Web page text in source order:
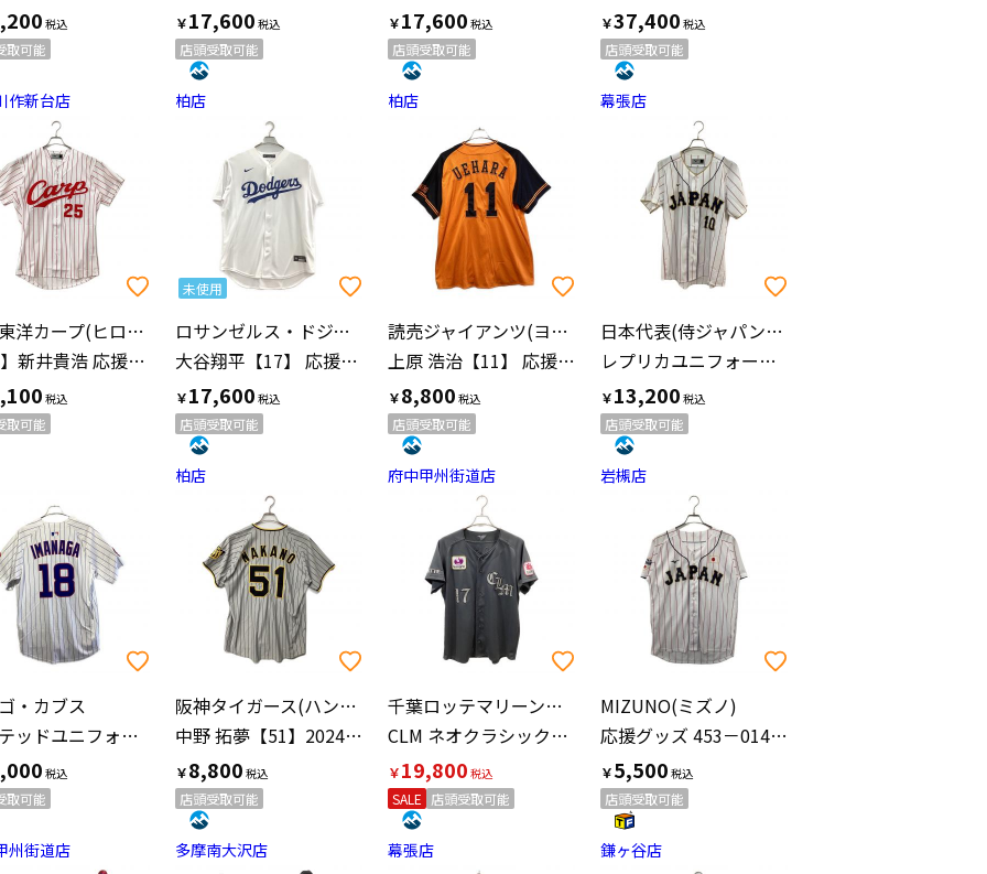
取可能
作新台店
￥17,600
店頭受取可能
柏店
￥17,600
店頭受取可能
柏店
￥37,400
店頭受取可能
幕張店
広島東洋カープ(ヒロシマトウヨウカープ)
【25】新井貴浩 応援グッズ 歴代ユニフォーム 2002年～2008年 Mサイズ ホワイト×レッド
取可能
未使用
ロサンゼルス・ドジャース
大谷翔平【17】 応援グッズ T770-LDWH SIZE L ホワイト
￥17,600
店頭受取可能
柏店
読売ジャイアンツ(ヨミウリジャイアンツ)
上原 浩治【11】 応援グッズ 橙魂ユニフォーム2018 XLサイズ ブラック×オレンジ
￥8,800
店頭受取可能
府中甲州街道店
日本代表(侍ジャパン)(ニホンダイヒョウ(サムライジャパン))
レプリカユニフォーム WBC 2023 【10】甲斐拓也 応援グッズ 12JCAU9008 SIZE L ホワイト
￥13,200
店頭受取可能
岩槻店
・カブス
リミテッドユニフォーム 応援グッズ LM25-EJHO 【18】今永 昇太 SIZE L ホワイト×ブルー
取可能
州街道店
阪神タイガース(ハンシンタイガース)
中野 拓夢【51】2024年ビジター ユニフォーム SIZE O グレー
￥8,800
店頭受取可能
多摩南大沢店
千葉ロッテマリーンズ(チバロッテマリーンズ)
CLM ネオクラシックモデル 2024 レプリカ【17】佐々木朗希
￥19,800
SALE 店頭受取可能
幕張店
MIZUNO(ミズノ)
応援グッズ 453－0140722 ホワイト
￥5,500
店頭受取可能
鎌ヶ谷店